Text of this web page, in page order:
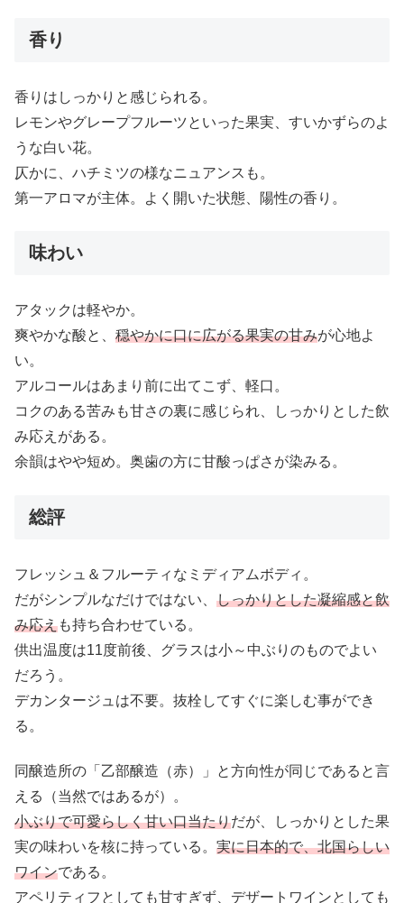
香り
香りはしっかりと感じられる。
レモンやグレープフルーツといった果実、すいかずらのよ
うな白い花。
仄かに、ハチミツの様なニュアンスも。
第一アロマが主体。よく開いた状態、陽性の香り。
味わい
アタックは軽やか。
爽やかな酸と、 穏やかに口に広がる果実の甘みが心地よ
い。
アルコールはあまり前に出てこず、軽口。
コクのある苦みも甘さの裏に感じられ、しっかりとした飲
み応えがある。
余韻はやや短め。奥歯の方に甘酸っぱさが染みる。
総評
フレッシュ＆フルーティなミディアムボディ。
だがシンプルなだけではない、 しっかりとした凝縮感と飲
み応えも持ち合わせている。
供出温度は11度前後、グラスは小～中ぶりのものでよい
だろう。
デカンタージュは不要。抜栓してすぐに楽しむ事ができ
る。
同醸造所の「乙部醸造（赤）」と方向性が同じであると言
える（当然ではあるが）。
小ぶりで可愛らしく甘い口当たりだが、しっかりとした果
実の味わいを核に持っている。 実に日本的で、北国らしい
ワインである。
アペリティフとしても甘すぎず、デザートワインとしても